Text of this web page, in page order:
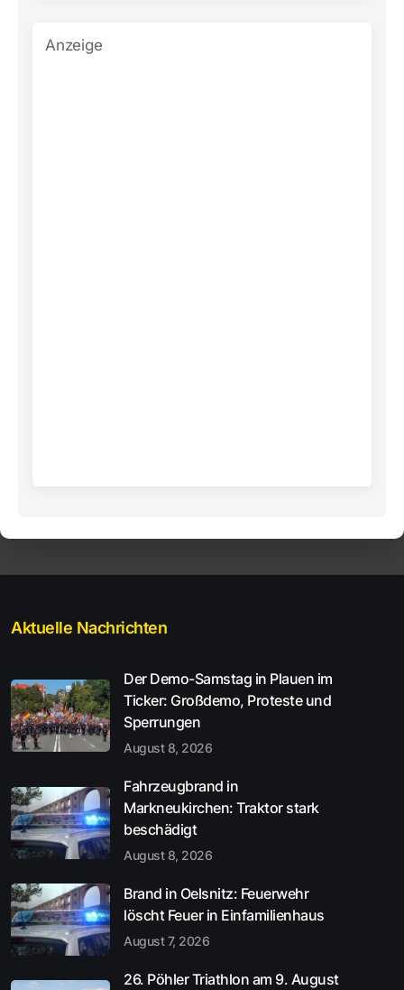
Anzeige
Aktuelle Nachrichten
Der Demo-Samstag in Plauen im
Ticker: Großdemo, Proteste und
Sperrungen
August 8, 2026
Fahrzeugbrand in
Markneukirchen: Traktor stark
beschädigt
August 8, 2026
Brand in Oelsnitz: Feuerwehr
löscht Feuer in Einfamilienhaus
August 7, 2026
26. Pöhler Triathlon am 9. August